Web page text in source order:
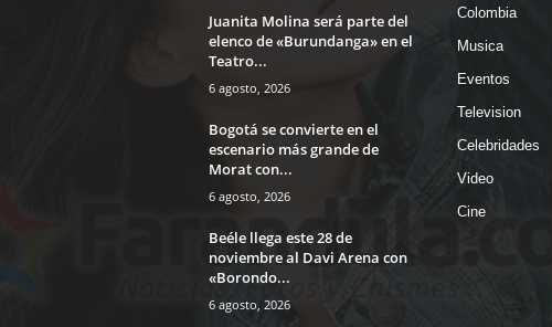
Juanita Molina será parte del
elenco de «Burundanga» en el
Teatro...
6 agosto, 2026
Bogotá se convierte en el
escenario más grande de
Morat con...
6 agosto, 2026
Beéle llega este 28 de
noviembre al Davi Arena con
«Borondo...
6 agosto, 2026
Colombia
Musica
Eventos
Television
Celebridades
Video
Cine